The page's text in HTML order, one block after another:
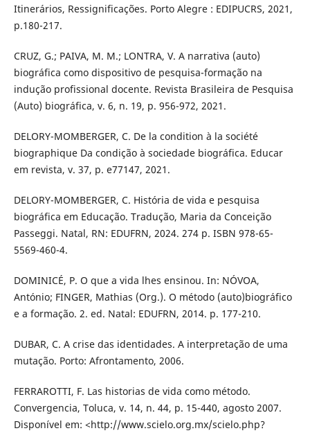
Itinerários, Ressignificações. Porto Alegre : EDIPUCRS, 2021,
p.180-217.
CRUZ, G.; PAIVA, M. M.; LONTRA, V. A narrativa (auto)
biográfica como dispositivo de pesquisa-formação na
indução profissional docente. Revista Brasileira de Pesquisa
(Auto) biográfica, v. 6, n. 19, p. 956-972, 2021.
DELORY-MOMBERGER, C. De la condition à la société
biographique Da condição à sociedade biográfica. Educar
em revista, v. 37, p. e77147, 2021.
DELORY-MOMBERGER, C. História de vida e pesquisa
biográfica em Educação. Tradução, Maria da Conceição
Passeggi. Natal, RN: EDUFRN, 2024. 274 p. ISBN 978-65-
5569-460-4.
DOMINICÉ, P. O que a vida lhes ensinou. In: NÓVOA,
António; FINGER, Mathias (Org.). O método (auto)biográfico
e a formação. 2. ed. Natal: EDUFRN, 2014. p. 177-210.
DUBAR, C. A crise das identidades. A interpretação de uma
mutação. Porto: Afrontamento, 2006.
FERRAROTTI, F. Las historias de vida como método.
Convergencia, Toluca, v. 14, n. 44, p. 15-440, agosto 2007.
Disponível em: <http://www.scielo.org.mx/scielo.php?